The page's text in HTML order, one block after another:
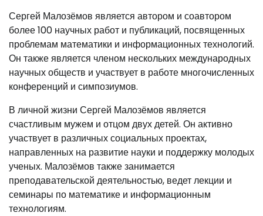
Сергей Малозёмов является автором и соавтором
более 100 научных работ и публикаций, посвященных
проблемам математики и информационных технологий.
Он также является членом нескольких международных
научных обществ и участвует в работе многочисленных
конференций и симпозиумов.
В личной жизни Сергей Малозёмов является
счастливым мужем и отцом двух детей. Он активно
участвует в различных социальных проектах,
направленных на развитие науки и поддержку молодых
ученых. Малозёмов также занимается
преподавательской деятельностью, ведет лекции и
семинары по математике и информационным
технологиям.